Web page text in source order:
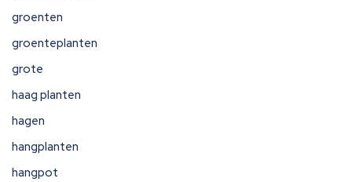
groenten
groenteplanten
grote
haag planten
hagen
hangplanten
hangpot